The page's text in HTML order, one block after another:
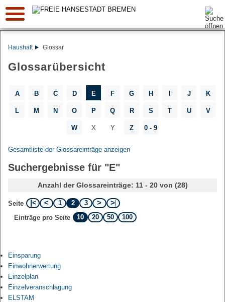
Suche:
Haushalt Glossar
Glossarübersicht
A B C D E F G H J K
L M N O P Q R S T U V
W X Y Z 0 - 9
Gesamtliste der Glossareinträge anzeigen
Suchergebnisse für "E"
Anzahl der Glossareinträge: 11 - 20 von (28)
Seite 1 2
3
Einträge pro Seite
10 20 50 100
Einsparung
Einwohnerwertung
Einzelplan
Einzelveranschlagung
ELSTAM